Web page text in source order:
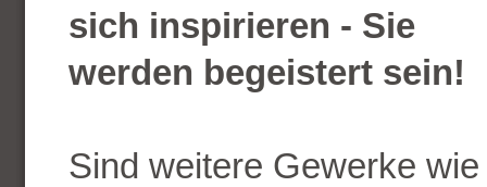
sich inspirieren - Sie
werden begeistert sein!
Sind weitere Gewerke